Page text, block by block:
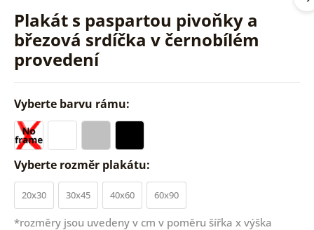
Plakát s paspartou pivoňky a
březová srdíčka v černobílém
provedení
Vyberte barvu rámu:
Vyberte rozměr plakátu:
20x30 30x45 40x60 60x90
*rozměry jsou uvedeny v cm v poměru šířka x výška